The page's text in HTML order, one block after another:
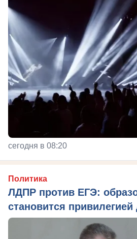
сегодня в 08:20
Политика
ЛДПР против ЕГЭ:
становится